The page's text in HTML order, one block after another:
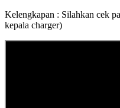
Kelengkapan : Silahkan cek
kepala charger)